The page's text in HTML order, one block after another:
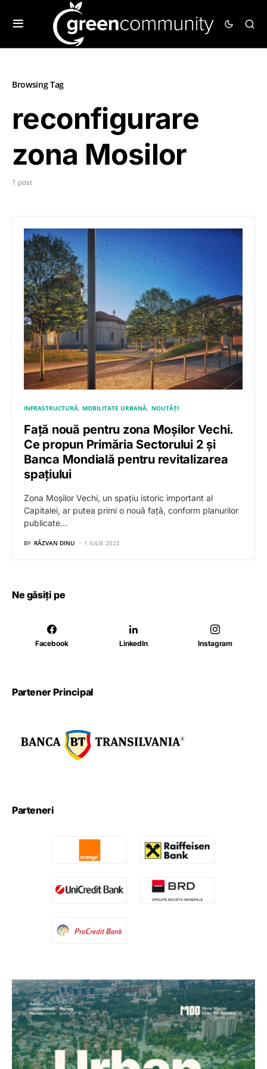
Browsing Tag
reconfigurare
zona Mosilor
1 post
INFRASTRUCTURĂ MOBILITATE URBANĂ NOUTĂȚI
Față nouă pentru zona Moșilor Vechi.
Ce propun Primăria Sectorului 2 și
Banca Mondială pentru revitalizarea
spațiului
Zona Moșilor Vechi, un spațiu istoric important al
Capitalei, ar putea primi o nouă față, conform planurilor
publicate…
BY RĂZVAN DINU 1 IULIE 2022
Ne găsiți pe
Facebook LinkedIn Instagram
Partener Principal
Parteneri